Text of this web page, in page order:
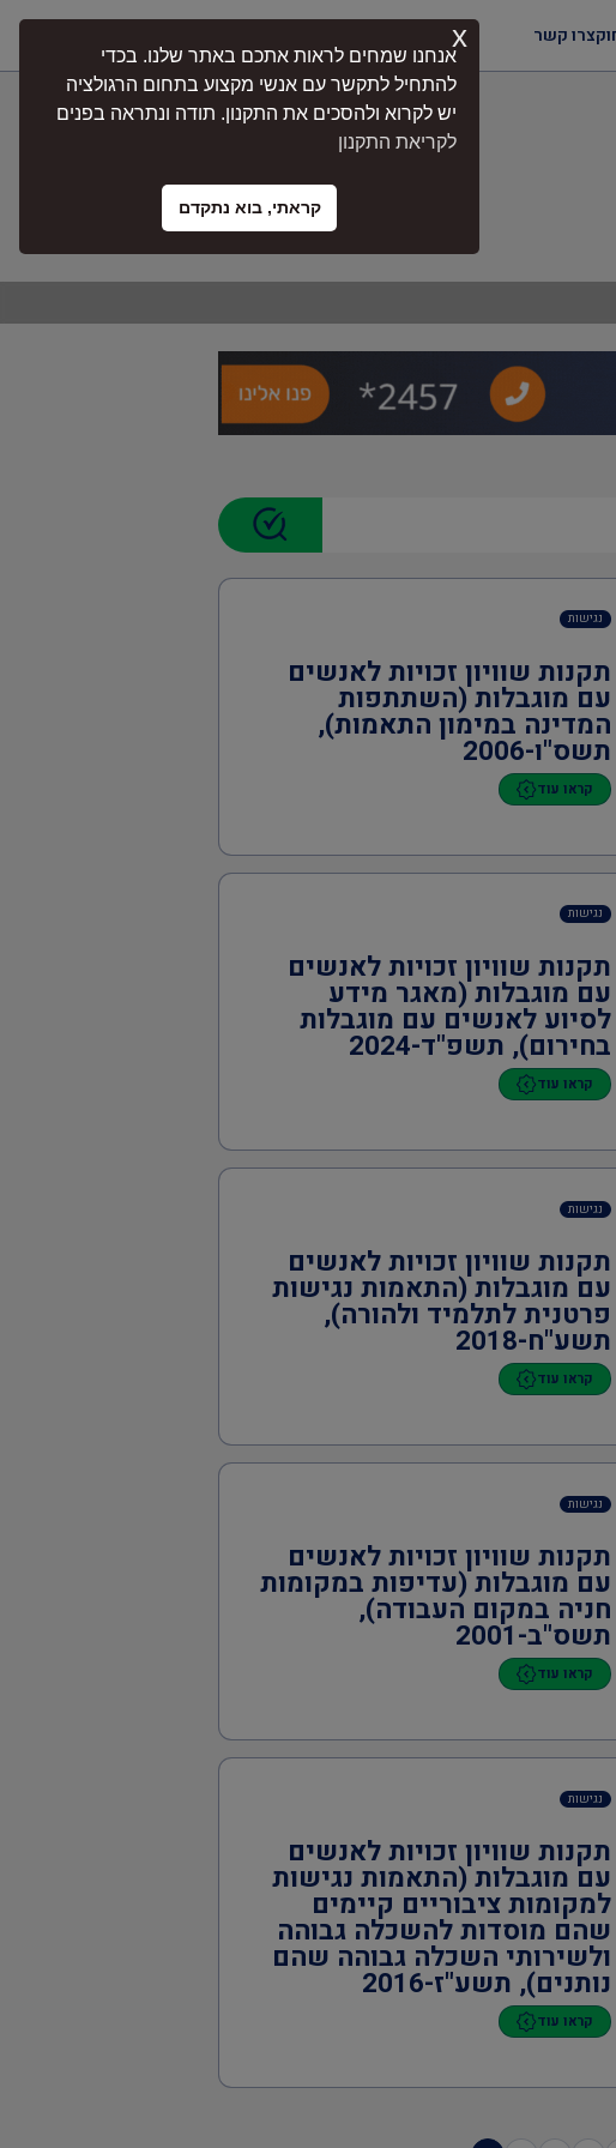
צרו קשר
נגישות
תקנות שוויון זכויות לאנשים
עם מוגבלות (השתתפות
המדינה במימון התאמות),
תשס"ו-2006
קראו עוד
נגישות
תקנות שוויון זכויות לאנשים
עם מוגבלות (מאגר מידע
לסיוע לאנשים עם מוגבלות
בחירום), תשפ"ד-2024
קראו עוד
נגישות
תקנות שוויון זכויות לאנשים
עם מוגבלות (התאמות נגישות
פרטנית לתלמיד ולהורה),
תשע"ח-2018
קראו עוד
נגישות
תקנות שוויון זכויות לאנשים
עם מוגבלות (עדיפות במקומות
חניה במקום העבודה),
תשס"ב-2001
קראו עוד
נגישות
תקנות שוויון זכויות לאנשים
עם מוגבלות (התאמות נגישות
למקומות ציבוריים קיימים
שהם מוסדות להשכלה גבוהה
ולשירותי השכלה גבוהה שהם
נותנים), תשע"ז-2016
קראו עוד
אנחנו שמחים לראות אתכם באתר שלנו. בכדי
להתחיל לתקשר עם אנשי מקצוע בתחום הרגולציה
יש לקרוא ולהסכים את התקנון. תודה ונתראה בפנים
לקריאת התקנון
קראתי, בוא נתקדם
x